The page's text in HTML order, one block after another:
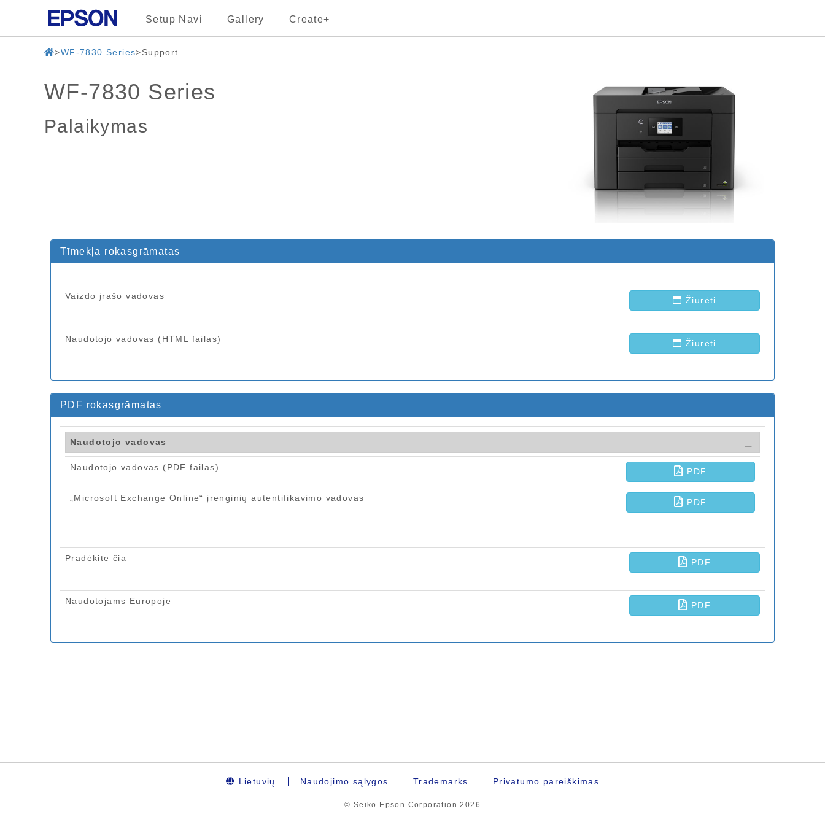
Setup Navi Gallery Create+
WF-7830 Series Support
WF-7830 Series
Palaikymas
Lietuvių Naudojimo sąlygos Trademarks Privatumo pareiškimas
© Seiko Epson Corporation2026